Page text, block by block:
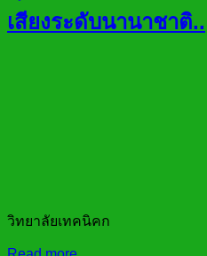
เสียงระดับนานาชาติ..
วิทยาลัยเทคนิคก